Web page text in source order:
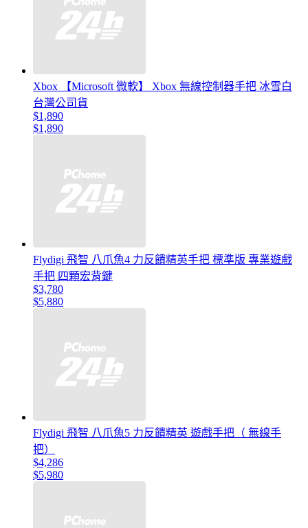
Xbox 【Microsoft 微軟】 Xbox 無線控制器手把 冰雪白
台灣公司貨
$1,890
$1,890
Flydigi 飛智 八爪魚4 力反饋精英手把 標準版 專業遊戲
手把 四顆宏背鍵
$3,780
$5,880
Flydigi 飛智 八爪魚5 力反饋精英 遊戲手把（ 無線手
把）
$4,286
$5,980